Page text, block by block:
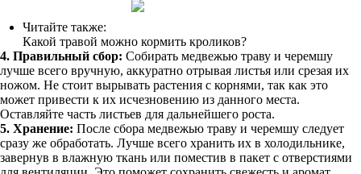
Читайте также:
Какой травой можно кормить кроликов?
4. Правильный сбор: Собирать медвежью траву и черемшу
лучше всего вручную, аккуратно отрывая листья или срезая их
ножом. Не стоит вырывать растения с корнями, так как это
может привести к их исчезновению из данного места.
Оставляйте часть листьев для дальнейшего роста.
5. Хранение: После сбора медвежью траву и черемшу следует
сразу же обработать. Лучше всего хранить их в холодильнике,
завернув в влажную ткань или поместив в пакет с отверстиями